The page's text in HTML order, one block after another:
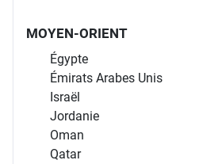
MOYEN-ORIENT
Égypte
Émirats Arabes Unis
Israël
Jordanie
Oman
Qatar